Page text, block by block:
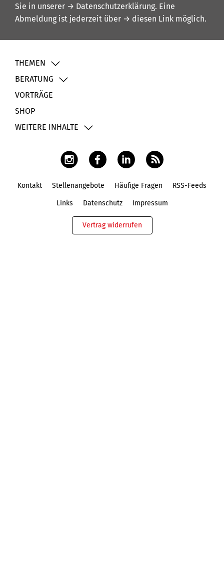
Sie in unserer → Datenschutzerklärung. Eine
Abmeldung ist jederzeit über → diesen Link möglich.
THEMEN
BERATUNG
VORTRÄGE
SHOP
WEITERE INHALTE
Kontakt Stellenangebote Häufige Fragen RSS-Feeds
Links Datenschutz Impressum
Vertrag widerrufen